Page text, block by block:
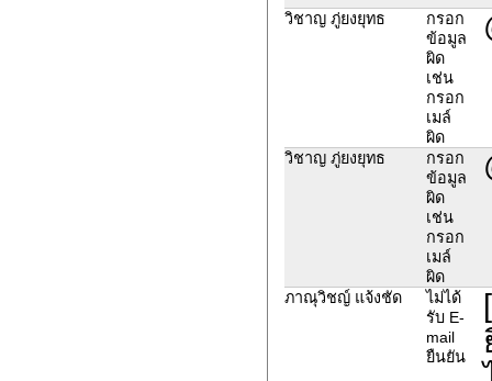
วิชาญ ภู่ยงยุทธ
กรอก
ข้อมูล
ผิด
เช่น
กรอก
เมล์
ผิด
วิชาญ ภู่ยงยุทธ
กรอก
ข้อมูล
ผิด
เช่น
กรอก
เมล์
ผิด
ภาณุวิชญ์ แจ้งชัด
ไม่ได้
รับ E-
mail
ยืนยัน